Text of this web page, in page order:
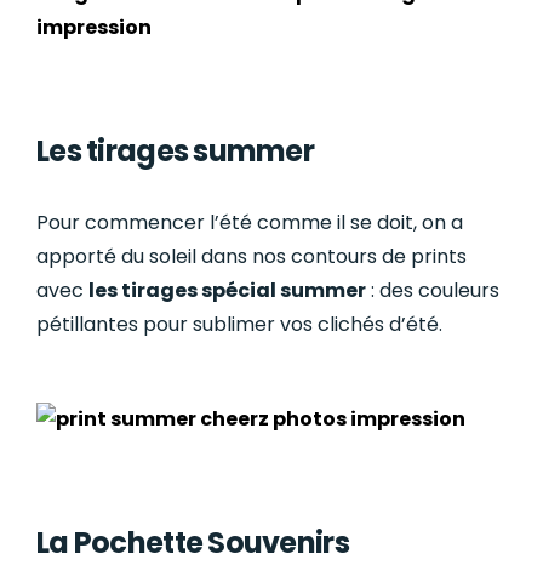
Les tirages summer
Pour commencer l’été comme il se doit, on a
apporté du soleil dans nos contours de prints
avec les tirages spécial summer: des couleurs
pétillantes pour sublimer vos clichés d’été.
La Pochette Souvenirs